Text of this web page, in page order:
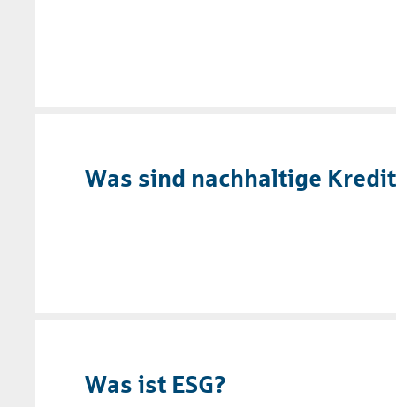
Was sind nachhaltige
Was ist ESG?